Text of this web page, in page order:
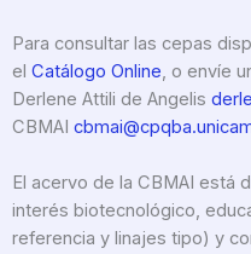
Para consultar las cepas
el Catálogo Online, o envíe
Derlene Attili de Angelis
CBMAI
El acervo de la CBMAI está
interés biotecnológico,
referencia y linajes tipo) y